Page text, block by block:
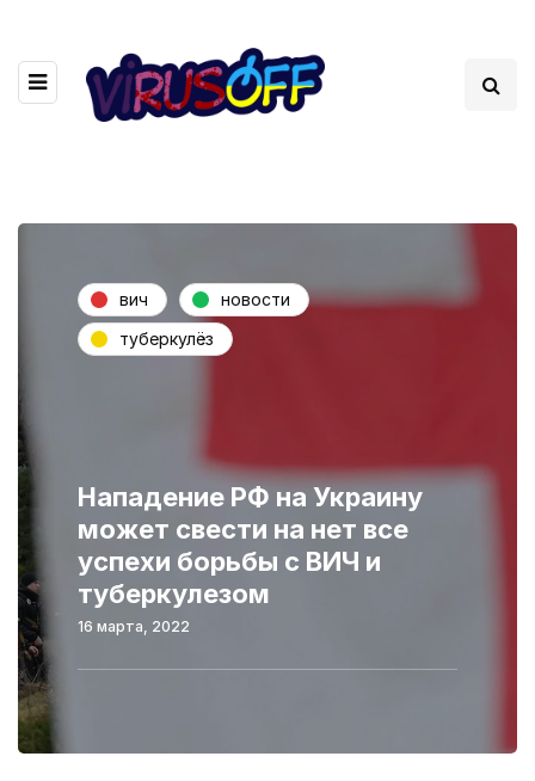
вич
новости
туберкулёз
Нападение РФ на Украину
может свести на нет все
успехи борьбы с ВИЧ и
туберкулезом
16 марта, 2022